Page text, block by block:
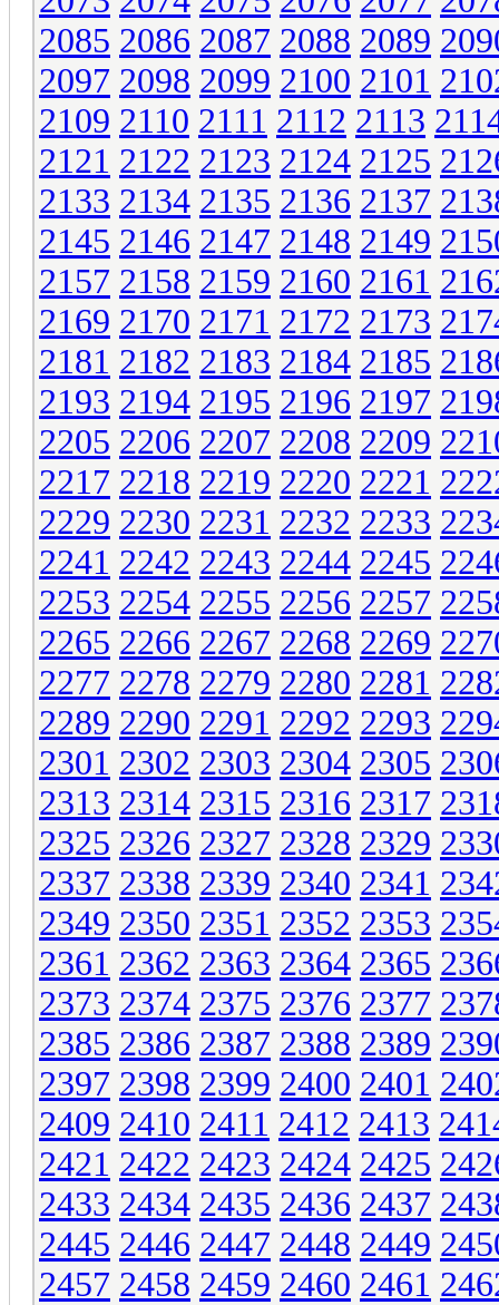
2085 2086 2087 2088 2089
2097 2098 2099 2100 2101
2109 2110 2111 2112 2113
2121 2122 2123 2124 2125
2133 2134 2135 2136 2137
2145 2146 2147 2148 2149
2157 2158 2159 2160 2161
2169 2170 2171 2172 2173
2181 2182 2183 2184 2185
2193 2194 2195 2196 2197
2205 2206 2207 2208 2209
2217 2218 2219 2220 2221
2229 2230 2231 2232 2233
2241 2242 2243 2244 2245
2253 2254 2255 2256 2257
2265 2266 2267 2268 2269
2277 2278 2279 2280 2281
2289 2290 2291 2292 2293
2301 2302 2303 2304 2305
2313 2314 2315 2316 2317
2325 2326 2327 2328 2329
2337 2338 2339 2340 2341
2349 2350 2351 2352 2353
2361 2362 2363 2364 2365
2373 2374 2375 2376 2377
2385 2386 2387 2388 2389
2397 2398 2399 2400 2401
2409 2410 2411 2412 2413
2421 2422 2423 2424 2425
2433 2434 2435 2436 2437
2445 2446 2447 2448 2449
2457 2458 2459 2460 2461